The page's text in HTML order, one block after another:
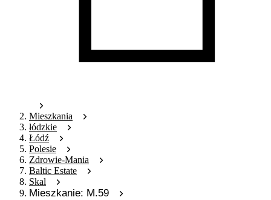
Mieszkania
łódzkie
Łódź
Polesie
Zdrowie-Mania
Baltic Estate
Skal
Mieszkanie: M.59